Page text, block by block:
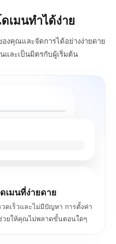
เมนทำได้ง่าย
องคุณและจัดการได้อย่างง่ายดาย
และเป็นมิตรกับผู้เริ่มต้น
เมนที่ง่ายดาย
ดเร็วและไม่มีปัญหา การตั้งค่า
วยให้คุณไม่พลาดขั้นตอนใดๆ